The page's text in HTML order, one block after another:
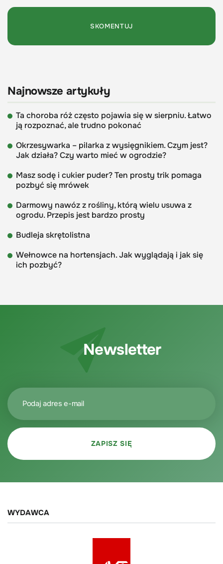
Najnowsze artykuły
Ta choroba róż często pojawia się w sierpniu. Łatwo
ją rozpoznać, ale trudno pokonać
Okrzesywarka – pilarka z wysięgnikiem. Czym jest?
Jak działa? Czy warto mieć w ogrodzie?
Masz sodę i cukier puder? Ten prosty trik pomaga
pozbyć się mrówek
Darmowy nawóz z rośliny, którą wielu usuwa z
ogrodu. Przepis jest bardzo prosty
Budleja skrętolistna
Wełnowce na hortensjach. Jak wyglądają i jak się
ich pozbyć?
Newsletter
WYDAWCA